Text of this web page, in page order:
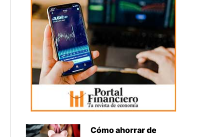
Cómo ahorrar de